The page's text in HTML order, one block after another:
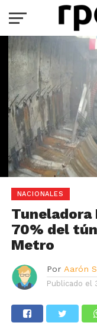
Play Mute
NACIONALES
Tuneladora
70% del
Metro
Por Aarón
Publicado el